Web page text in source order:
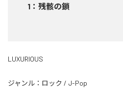
1 ： 残骸の鎖
LUXURIOUS
ジャンル： ロック / J-Pop